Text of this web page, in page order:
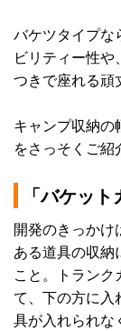
バケツタイプな
ビリティー性
つきで座れる頑
キャンプ収納の
をさっそくご紹
「バケッ
開発のきっか
ある道具の収納
こと。トラン
て、下の方に入
具が入れられな